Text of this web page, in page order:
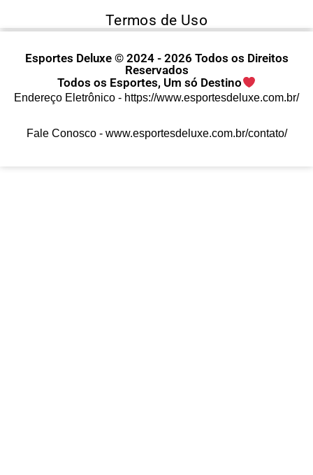
Termos de Uso
Esportes Deluxe © 2024 - 2026 Todos os Direitos
Reservados
Todos os Esportes, Um só Destino
Endereço Eletrônico - https://www.esportesdeluxe.com.br/
Fale Conosco - www.esportesdeluxe.com.br/contato/